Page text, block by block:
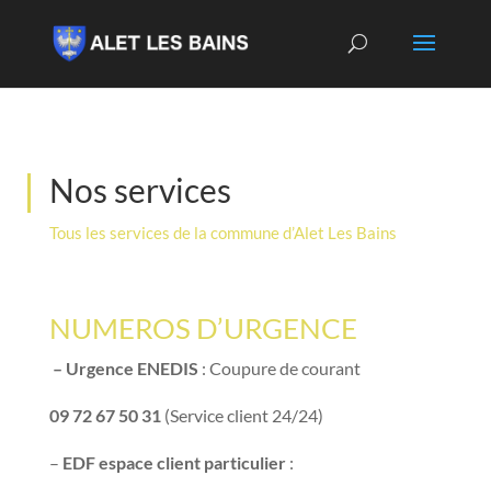
Nos services
Tous les services de la commune d’Alet Les Bains
NUMEROS D’URGENCE
– Urgence ENEDIS : Coupure de courant
09 72 67 50 31(Service client 24/24)
– EDF espace client particulier: